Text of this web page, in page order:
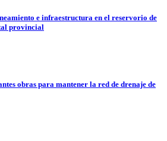
e infraestructura en el reservorio de
provincial
obras para mantener la red de drenaje de